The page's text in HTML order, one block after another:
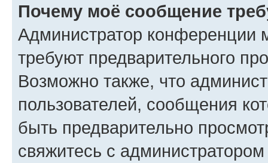
Почему моё сообщение
Администратор конференции
требуют предварительного
Возможно также, что
пользователей, сообщения
быть предварительно
свяжитесь с